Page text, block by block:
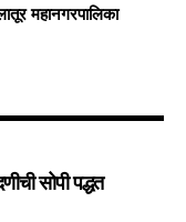
महानगरपालिका
सोपी पद्धत